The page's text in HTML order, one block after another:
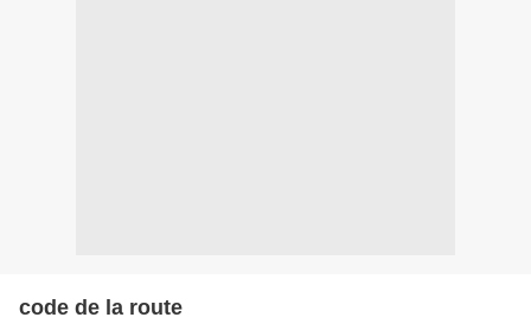
code de la route